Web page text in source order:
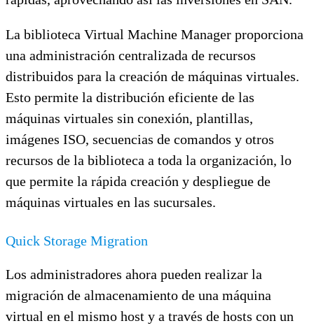
La biblioteca Virtual Machine Manager proporciona
una administración centralizada de recursos
distribuidos para la creación de máquinas virtuales.
Esto permite la distribución eficiente de las
máquinas virtuales sin conexión, plantillas,
imágenes ISO, secuencias de comandos y otros
recursos de la biblioteca a toda la organización, lo
que permite la rápida creación y despliegue de
máquinas virtuales en las sucursales.
Quick Storage Migration
Los administradores ahora pueden realizar la
migración de almacenamiento de una máquina
virtual en el mismo host y a través de hosts con un